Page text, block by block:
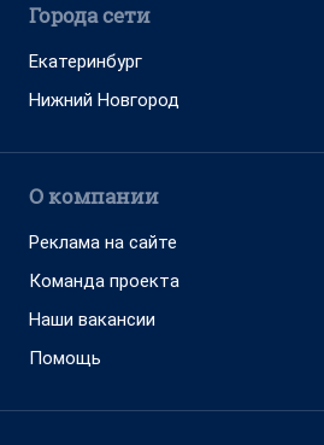
Города сети
Екатеринбург
Нижний Новгород
О компании
Реклама на сайте
Команда проекта
Наши вакансии
Помощь